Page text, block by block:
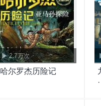
2.7万次
哈尔罗杰历险记